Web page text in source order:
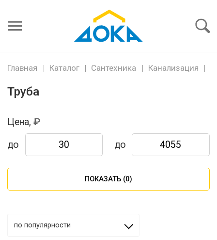
пароль
Главная Каталог Сантехника Канализация
Труба
Цена,
до до
ПОКАЗАТЬ (0)
по популярности